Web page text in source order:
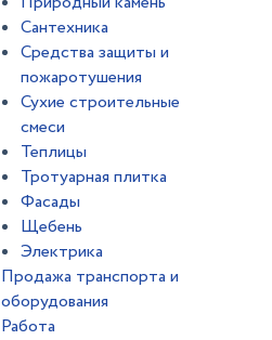
Сантехника
Средства защиты и
пожаротушения
Сухие строительные
смеси
Теплицы
Тротуарная плитка
Фасады
Щебень
Электрика
Продажа транспорта и
оборудования
Работа